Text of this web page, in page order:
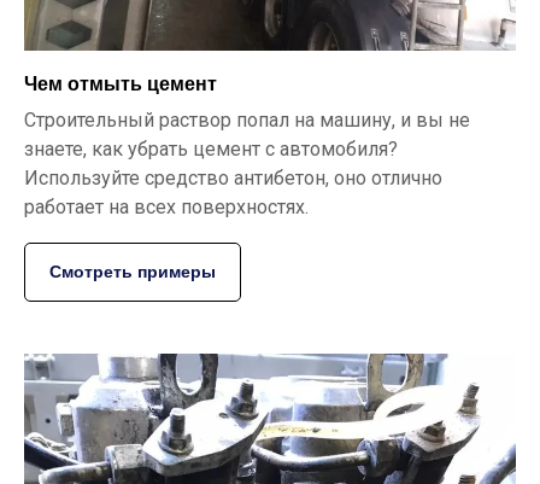
Чем отмыть цемент
Строительный раствор попал на машину, и вы не
знаете, как убрать цемент с автомобиля?
Используйте средство антибетон, оно отлично
работает на всех поверхностях.
Смотреть примеры